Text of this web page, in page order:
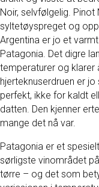
Noir, selvfølgelig.
syltetøyspreget og
Argentina er jo et
Patagonia. Det digre
temperaturer og klarer
hjerteknuserdruen er
perfekt, ikke for kaldt
datten. Den kjenner
mange det nå var.
Patagonia er et
sørligste vinområdet
tørre – og det som